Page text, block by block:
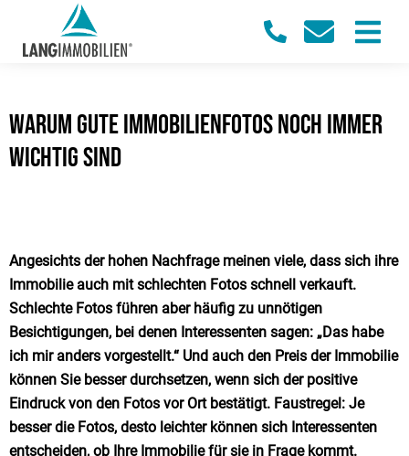
Warum gute Immobilienfotos noch immer
wichtig sind
Angesichts der hohen Nachfrage meinen viele, dass sich ihre
Immobilie auch mit schlechten Fotos schnell verkauft.
Schlechte Fotos führen aber häufig zu unnötigen
Besichtigungen, bei denen Interessenten sagen: „Das habe
ich mir anders vorgestellt.“ Und auch den Preis der Immobilie
können Sie besser durchsetzen, wenn sich der positive
Eindruck von den Fotos vor Ort bestätigt. Faustregel: Je
besser die Fotos, desto leichter können sich Interessenten
entscheiden, ob Ihre Immobilie für sie in Frage kommt.